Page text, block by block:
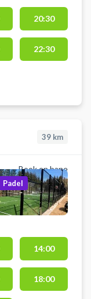
20:30
22:30
39 km
Book en bane
Padel
14:00
18:00